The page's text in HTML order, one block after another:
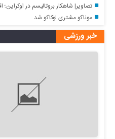
تصاویر| شاهکار بروتالیسم در اوکراین؛ اقامتگاهی دایره‌ای که
موناکو مشتری لوکاکو شد
خبر ورزشی